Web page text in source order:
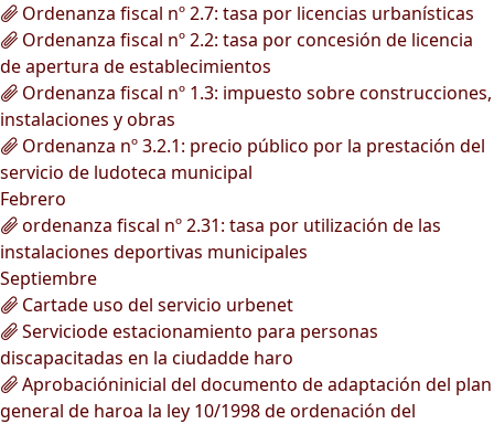
Ordenanza fiscal nº 2.7: tasa por licencias urbanísticas
Ordenanza fiscal nº 2.2: tasa por concesión de licencia
de apertura de establecimientos
Ordenanza fiscal nº 1.3: impuesto sobre construcciones,
instalaciones y obras
Ordenanza nº 3.2.1: precio público por la prestación del
servicio de ludoteca municipal
Febrero
ordenanza fiscal nº 2.31: tasa por utilización de las
instalaciones deportivas municipales
Septiembre
Cartade uso del servicio urbenet
Serviciode estacionamiento para personas
discapacitadas en la ciudadde haro
Aprobacióninicial del documento de adaptación del plan
general de haroa la ley 10/1998 de ordenación del